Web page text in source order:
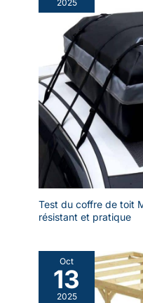
2025
Test du coffre de toit
résistant et pratique
Oct
13
2025